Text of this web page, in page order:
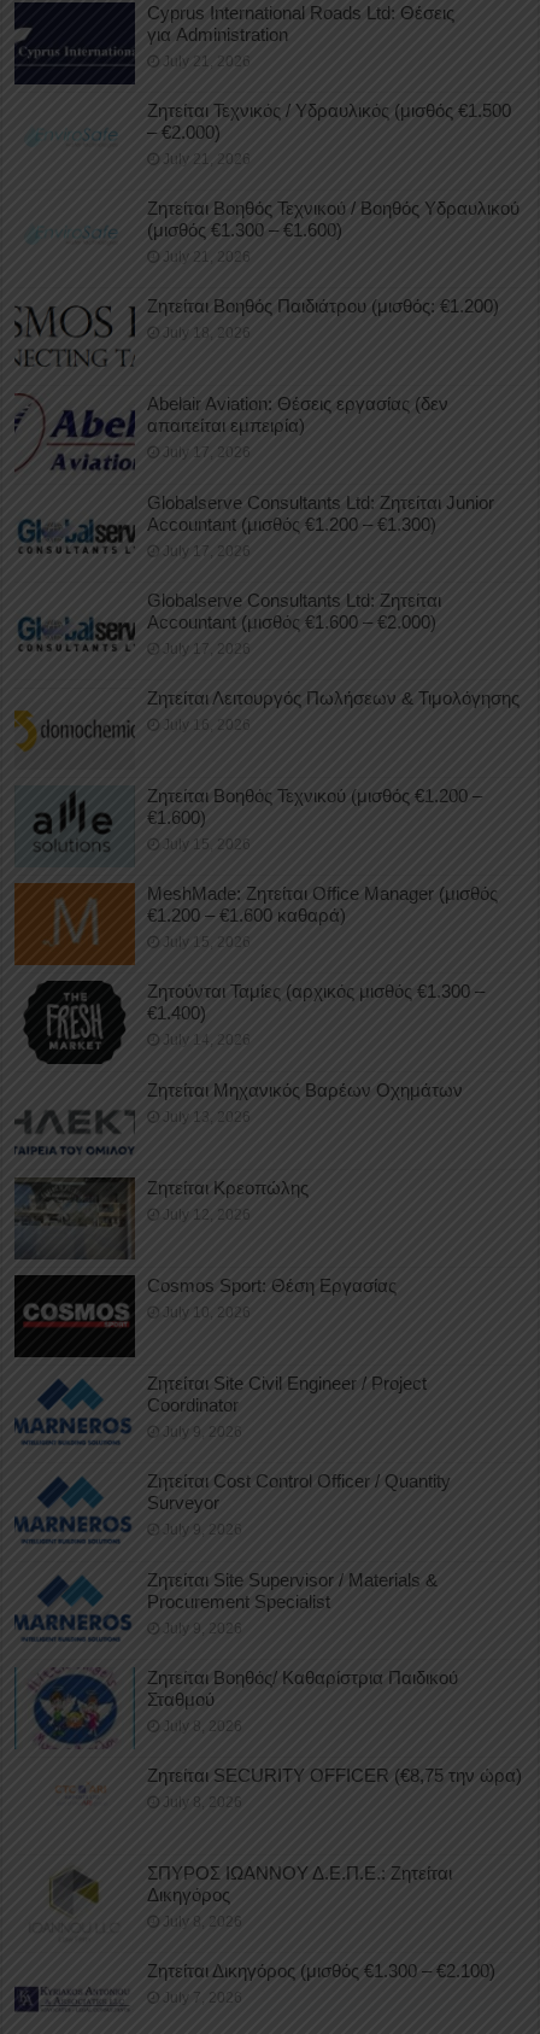
Cyprus International Roads Ltd: Θέσεις
για Administration
July 21, 2026
Ζητείται Τεχνικός / Υδραυλικός (μισθός €1.500
– €2.000)
July 21, 2026
Ζητείται Βοηθός Τεχνικού / Βοηθός Υδραυλικού
(μισθός €1.300 – €1.600)
July 21, 2026
Ζητείται Βοηθός Παιδιάτρου (μισθός: €1.200)
July 18, 2026
Abelair Aviation: Θέσεις εργασίας (δεν
απαιτείται εμπειρία)
July 17, 2026
Globalserve Consultants Ltd: Ζητείται Junior
Accountant (μισθός €1.200 – €1.300)
July 17, 2026
Globalserve Consultants Ltd: Ζητείται
Accountant (μισθός €1.600 – €2.000)
July 17, 2026
Ζητείται Λειτουργός Πωλήσεων & Τιμολόγησης
July 16, 2026
Ζητείται Βοηθός Τεχνικού (μισθός €1.200 –
€1.600)
July 15, 2026
MeshMade: Ζητείται Office Manager (μισθός
€1.200 – €1.600 καθαρά)
July 15, 2026
Ζητούνται Ταμίες (αρχικός μισθός €1.300 –
€1.400)
July 14, 2026
Ζητείται Μηχανικός Βαρέων Οχημάτων
July 13, 2026
Ζητείται Κρεοπώλης
July 12, 2026
Cosmos Sport: Θέση Εργασίας
July 10, 2026
Ζητείται Site Civil Engineer / Project
Coordinator
July 9, 2026
Ζητείται Cost Control Officer / Quantity
Surveyor
July 9, 2026
Ζητείται Site Supervisor / Materials &
Procurement Specialist
July 9, 2026
Ζητείται Βοηθός/ Καθαρίστρια Παιδικού
Σταθμού
July 8, 2026
Ζητείται SECURITY OFFICER (€8,75 την ώρα)
July 8, 2026
ΣΠΥΡΟΣ ΙΩΑΝΝΟΥ Δ.Ε.Π.Ε.: Ζητείται
Δικηγόρος
July 8, 2026
Ζητείται Δικηγόρος (μισθός €1.300 – €2.100)
July 7, 2026